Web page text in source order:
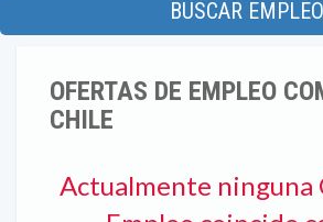
BUSCAR EMPLEO
OFERTAS DE EMPLEO
CHILE
Actualmente ninguna